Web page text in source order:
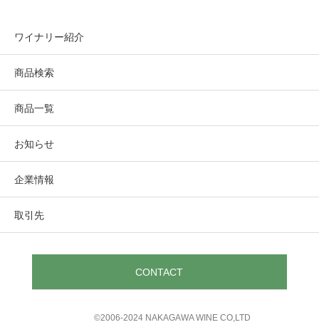
100%MLF発酵
テイスティング・コメント
カーネロスのシャルドネの全ての要素～明るい酸味、香ば
しい塩味、幾層にも折り重なる複雑性、豊満な果実味～ が
ボトルに集約されている。
VINEYARDS
ナパ・ヴァレー適地の個性溢れる優れた
ィンテージ最高のワインを目指す
ワイナリー紹介
商品検索
商品一覧
お知らせ
企業情報
取引先
CONTACT
©︎2006-2024 NAKAGAWA WINE CO,LTD